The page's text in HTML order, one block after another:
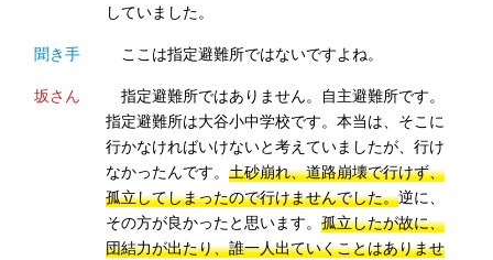
していました。
聞き手
ここは指定避難所ではないですよね。
坂さん
指定避難所ではありません。自主避難所です。
指定避難所は大谷小中学校です。本当は、そこに
行かなければいけないと考えていましたが、行け
なかったんです。土砂崩れ、道路崩壊で行けず、
孤立してしまったので行けませんでした。逆に、
その方が良かったと思います。孤立したが故に、
団結力が出たり、誰一人出ていくことはありませ